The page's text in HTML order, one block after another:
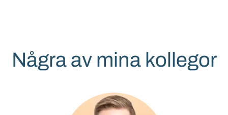
Några av mina kollegor